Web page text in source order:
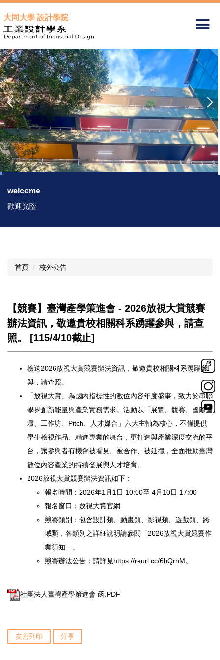
到
主
要
內
容
區
大同大學 設計學院
welcome
歡迎光臨
首頁 校外公告
【競賽】臺灣產學策進會 - 2026放視大賞競賽
辦法資訊，敬邀貴校相關科系踴躍參與，請查
照。 [115/4/10截止]
檢送2026放視大賞競賽辦法資訊，敬邀貴校相關科系踴躍參
與， 請查照。
「放視大賞」為國內指標性的數位內容年度盛事， 致力於串聯
學界創新能量與產業實務需求。活動以「展覽、競賽、 國際論
壇、工作坊、Pitch、人才媒合」六大主軸為核心， 不僅提供
學生檢視作品、精進專業的舞台， 更打造與產業深度交流的平
台，讓參與者有機會被看見、被合作、 被延攬，全面推動臺灣
數位內容產業的持續發展與人才培育。
2026放視大賞競賽辦法資訊如下：
報名時間：2026年1月1日 10:00至 4月10日 17:00
報名窗口：放視大賞官網
競賽類別：包含設計類、動畫類、影視類、遊戲類、跨
域類，各類別之詳細說明請參閱「2026放視大賞競賽作
業須知」。
競賽辦法公告：請詳見https://reurl.cc/6bQrnM。
社團法人臺灣產學策進會 函.PDF
友善列印 分享